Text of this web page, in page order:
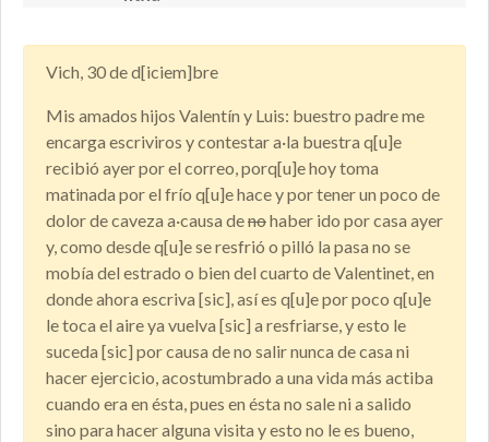
Vich, 30 de d[iciem]bre
Mis amados hijos Valentín y Luis: buestro padre me
encarga escriviros y contestar a·la buestra q[u]e
recibió ayer por el correo, porq[u]e hoy toma
matinada por el frío q[u]e hace y por tener un poco de
dolor de caveza a·causa denohaber ido por casa ayer
y, como desde q[u]e se resfrió o pilló la pasa no se
mobía del estrado o bien del cuarto de Valentinet, en
donde ahora escriva [sic], así es q[u]e por poco q[u]e
le toca el aire ya vuelva [sic] a resfriarse, y esto le
suceda [sic] por causa de no salir nunca de casa ni
hacer ejercicio, acostumbrado a una vida más actiba
cuando era en ésta, pues en ésta no sale ni a salido
sino para hacer alguna visita y esto no le es bueno,